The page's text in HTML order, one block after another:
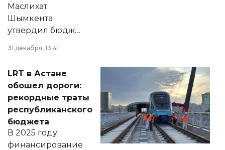
Маслихат
Шымкента
утвердил бюджет
города на 2026–
2028 годы.
документ
появился в базе
нормативных
правовых актов и
на сайте маслихат
города.
31 декабря, 13:41
LRT в Астане
обошел дороги:
рекордные траты
республиканского
бюджета
В 2025 году
финансирование